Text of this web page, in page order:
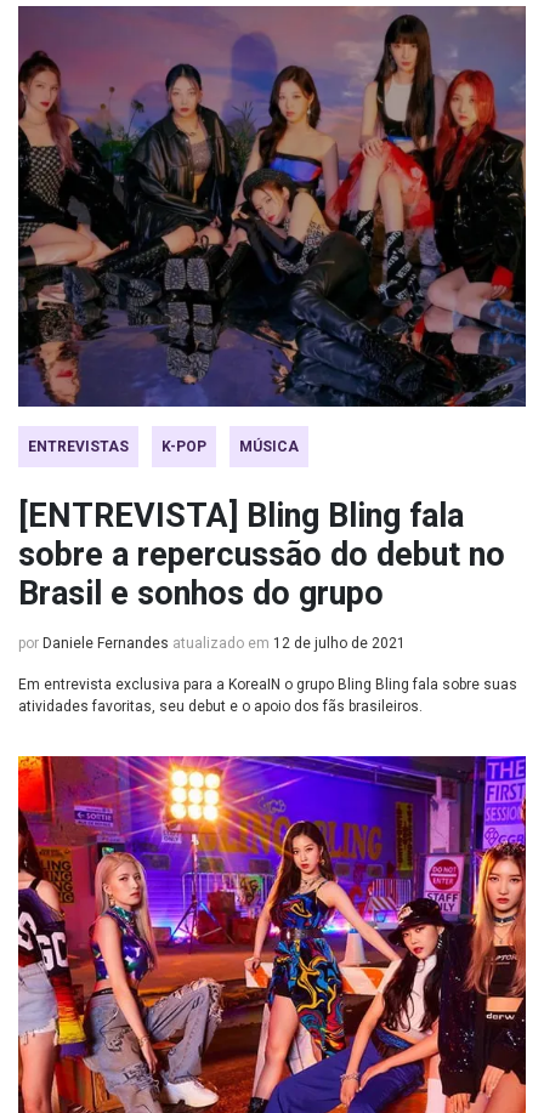
ENTREVISTAS K-POP MÚSICA
[ENTREVISTA] Bling Bling fala
sobre a repercussão do debut no
Brasil e sonhos do grupo
por Daniele Fernandes atualizado em 12 de julho de 2021
Em entrevista exclusiva para a KoreaIN o grupo Bling Bling fala sobre suas
atividades favoritas, seu debut e o apoio dos fãs brasileiros.